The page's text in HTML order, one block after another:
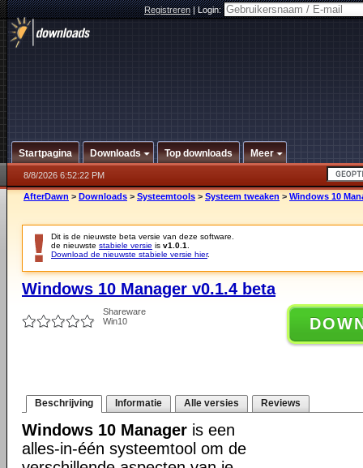
Registreren|Login:
Startpagina Downloads Top downloads Meer
8/8/2026 6:52:22 PM
AfterDawn > Downloads > Systeemtools > Systeem tweaken > Windows 10
Dit is de nieuwste beta versie van deze software.
de nieuwste stabiele versie is v1.0.1
Download de nieuwste stabiele versie hier.
Windows 10 Manager v0.1.4 beta
Shareware
Win10
Beschrijving Informatie Alle versies Reviews
Windows 10 Manager is een
alles-in-één systeemtool om de